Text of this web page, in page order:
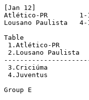
[Jan 12]
Atlético-PR        1-
Lousano Paulista   4-
Table
1.Atlético-PR
2.Lousano
3.Criciúma
4.Juventus
Group E